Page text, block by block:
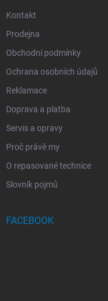
Kontakt
Prodejna
Obchodní podmínky
Ochrana osobních údajů
Reklamace
Doprava a platba
Servis a opravy
Proč právě my
O repasované technice
Slovník pojmů
FACEBOOK